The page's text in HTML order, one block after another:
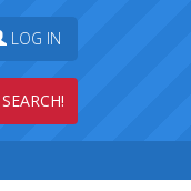
LOG IN
SEARCH!